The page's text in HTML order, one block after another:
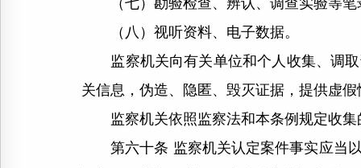
（七）勘验检查、辨认、调查实验等笔
（八）视听资料、电子数据。
监察机关向有关单位和个人收集、调取
关信息，伪造、隐匿、毁灭证据，提供虚
监察机关依照监察法和本条例规定收集
第六十条 监察机关认定案件事实应当以